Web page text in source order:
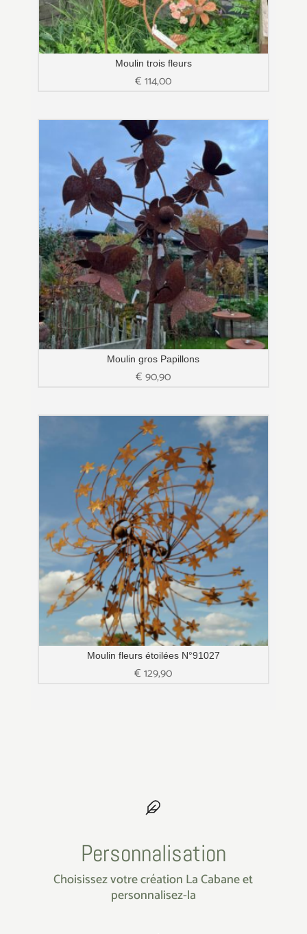
Moulin trois fleurs
€114,00
Moulin gros Papillons
€90,90
Moulin fleurs étoilées N°91027
€129,90
Personnalisation
Choisissez votre création La Cabane et
personnalisez-la